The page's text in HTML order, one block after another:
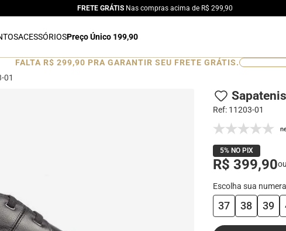
FRETE GRÁTIS Nas compras acima de R$ 299,90
ACESSÓRIOSPreço Único 199,90
FALTA R$ 299,90 PRA GARANTIR SEU FRETE GRÁTIS. 0
01
Ref: 11203-01
5% NO PIX
R$ 399,90ou
37 38 39